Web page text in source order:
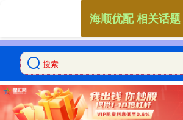
海顺优配 相关话题